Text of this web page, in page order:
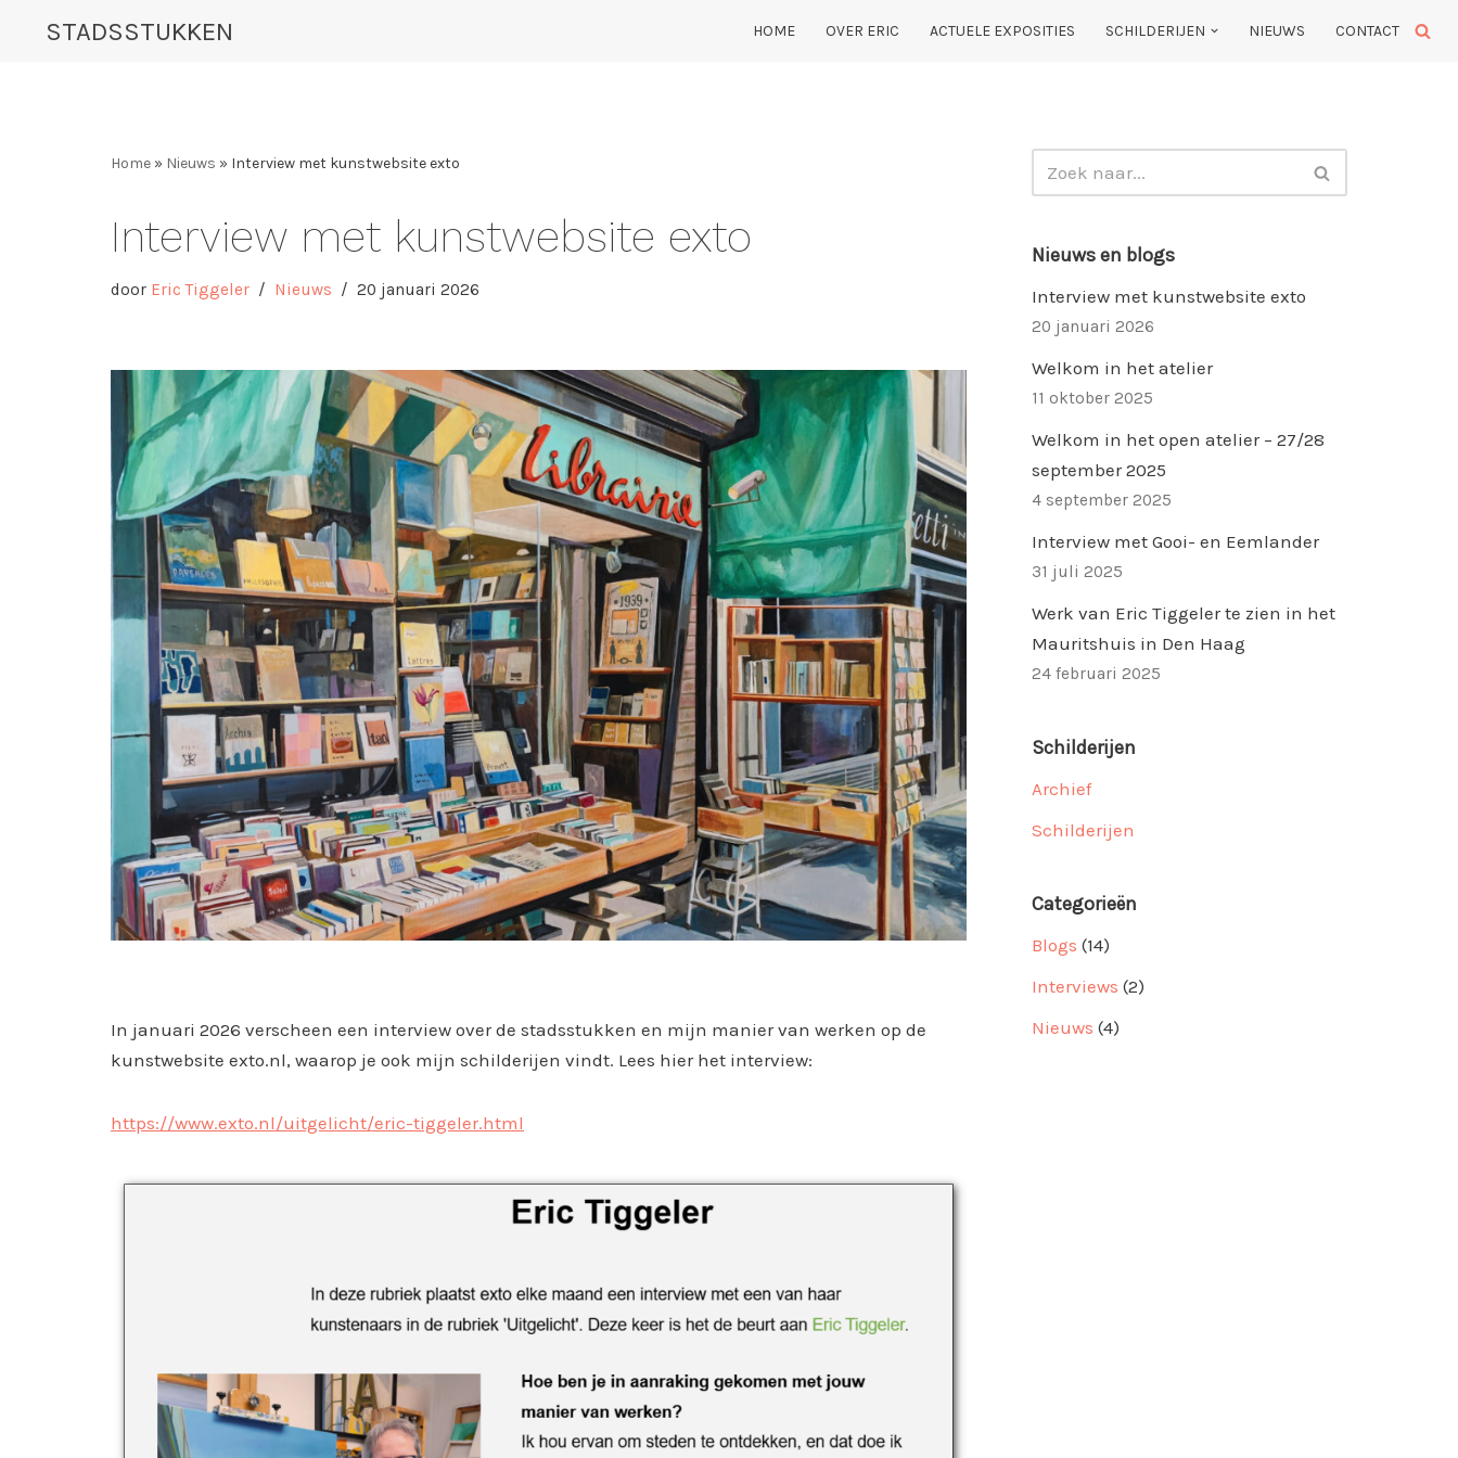
STADSSTUKKEN HOME OVER ERIC ACTUELE EXPOSITIES SCHILDERIJEN NIEUWS CONTACT
Home » Nieuws » Interview met kunstwebsite exto
Interview met kunstwebsite exto
door Eric Tiggeler Nieuws 20 januari 2026
In januari 2026 verscheen een interview over de stadsstukken en mijn manier van werken op de
kunstwebsite exto.nl, waarop je ook mijn schilderijen vindt. Lees hier het interview:
https://www.exto.nl/uitgelicht/eric-tiggeler.html
Nieuws en blogs
Interview met kunstwebsite exto
20 januari 2026
Welkom in het atelier
11 oktober 2025
Welkom in het open atelier – 27/28
september 2025
4 september 2025
Interview met Gooi- en Eemlander
31 juli 2025
Werk van Eric Tiggeler te zien in het
Mauritshuis in Den Haag
24 februari 2025
Schilderijen
Archief
Schilderijen
Categorieën
Blogs (14)
Interviews (2)
Nieuws (4)